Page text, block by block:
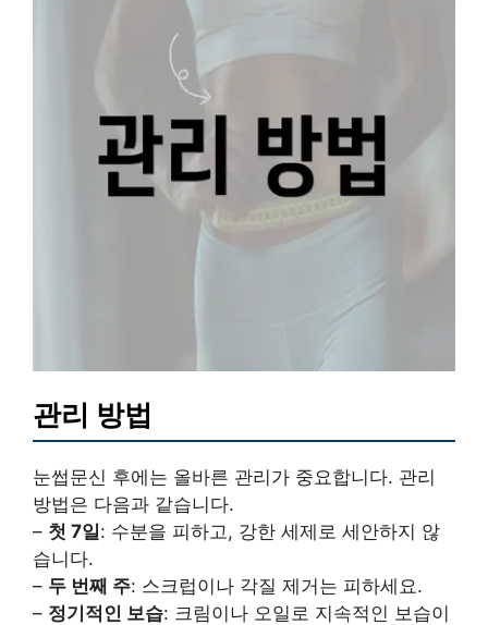
관리 방법
눈썹문신 후에는 올바른 관리가 중요합니다. 관리
방법은 다음과 같습니다.
– 첫 7일: 수분을 피하고, 강한 세제로 세안하지 않
습니다.
– 두 번째 주: 스크럽이나 각질 제거는 피하세요.
– 정기적인 보습: 크림이나 오일로 지속적인 보습이